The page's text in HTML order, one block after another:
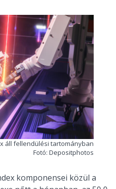
áll fellendülési tartományban
Fotó: Depositphotos
komponensei közül a